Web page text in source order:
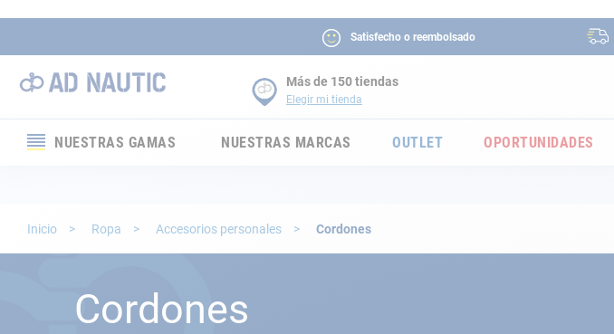
Satisfecho o reembolsado
Más de 150 tiendas
Elegir mi tienda
NUESTRAS GAMAS
Electricidad
Seguridad
NUESTRAS MARCAS OUTLET OPORTUNIDADES
Inicio Ropa Accesorios personales Cordones
Cordones